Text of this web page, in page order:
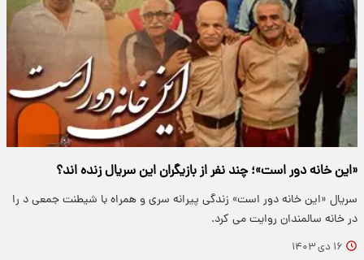
«این خانه دور است»؛ چند نفر از بازیگران این سریال زنده اند؟
سریال «این خانه دور است» زندگی پیرانه سری و همراه با شیطنت جمعی د را
در خانه سالمندان روایت می کرد.
۱۶ دی ۱۴۰۳